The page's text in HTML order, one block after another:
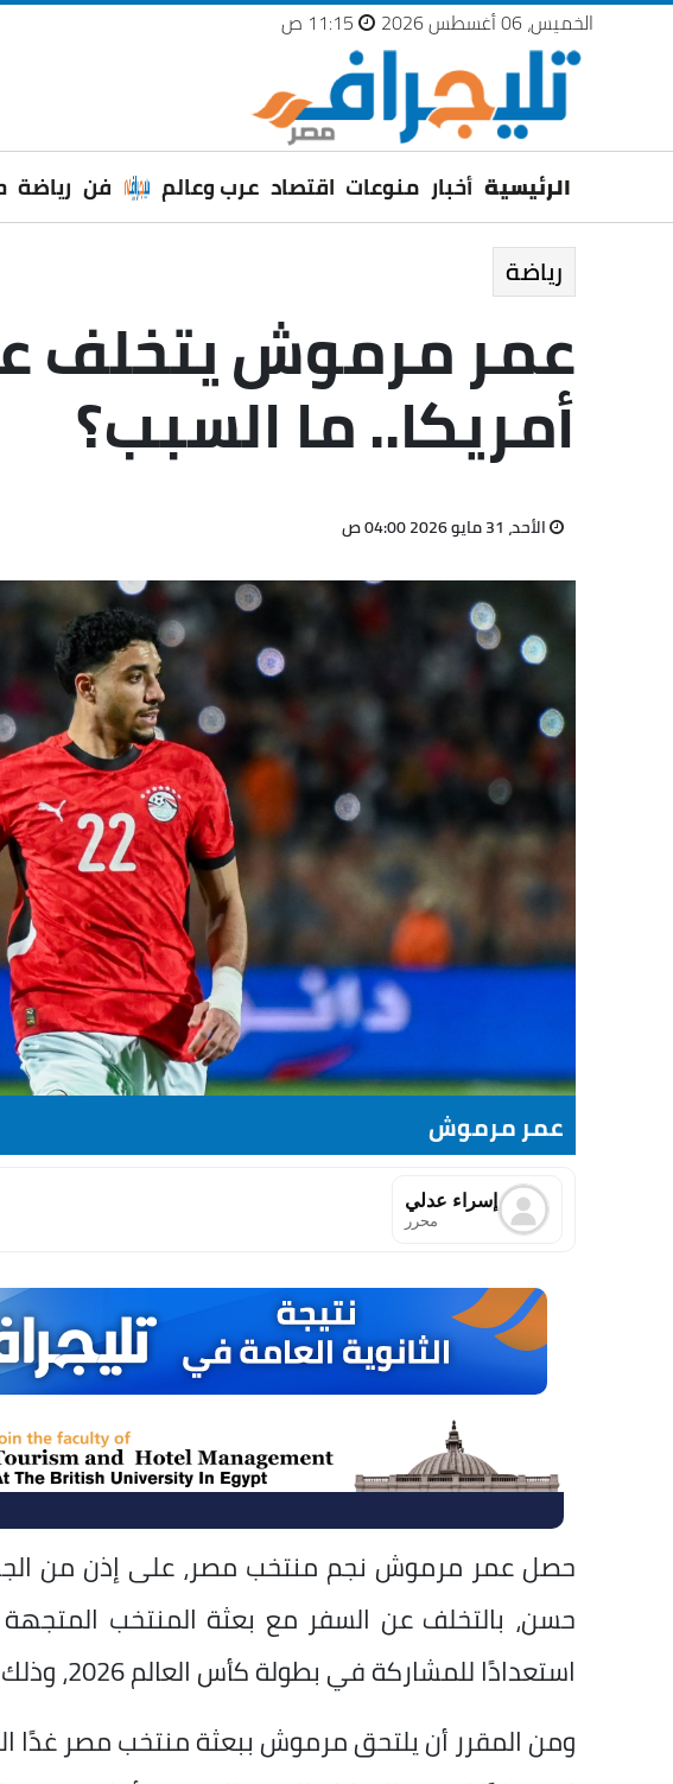
الخميس، 06 أغسطس 2026
الرئيسية أخبار منوعات اقتصاد عرب وعالم فن رياضة
رياضة
عمر مرموش يتخلف
أمريكا.. ما السبب؟
الأحد، 31 مايو 2026 04:00 ص
عمر مرموش
إسراء عدلي
محرر
حصل عمر مرموش نجم منتخب مصر، على إذن من
حسن، بالتخلف عن السفر مع بعثة المنتخب المتجهة
استعدادًا للمشاركة في بطولة كأس العالم 2026، وذلك بسبب ارتباطه بعقد قرانه.
ومن المقرر أن يلتحق مرموش ببعثة منتخب مصر غدًا